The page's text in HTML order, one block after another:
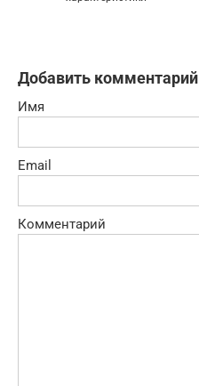
Добавить комментарий
Имя
Email
Комментарий